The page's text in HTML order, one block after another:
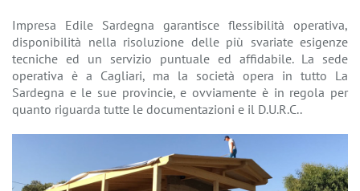
Impresa Edile Sardegna garantisce flessibilità operativa,
disponibilità nella risoluzione delle più svariate esigenze
tecniche ed un servizio puntuale ed affidabile. La sede
operativa è a Cagliari, ma la società opera in tutto La
Sardegna e le sue provincie, e ovviamente è in regola per
quanto riguarda tutte le documentazioni e il D.U.R.C..